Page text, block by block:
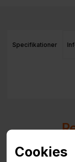
Cookies
Specifikationer